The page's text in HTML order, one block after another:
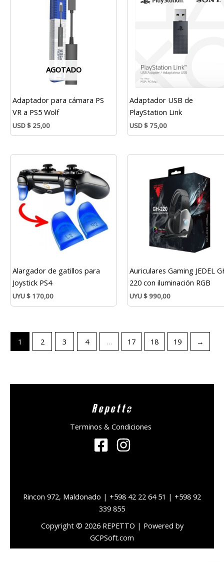
AGOTADO
Adaptador para cámara PS
VR a PS5 Wolf
USD$ 25,00
Adaptador USB de
PlayStation Link
USD$ 75,00
Alargador de gatillos para
Joystick PS4
UYU$ 170,00
Auriculares Gaming JEDEL
220 con iluminación RGB
UYU$990,00
1 2 3 4 … 17 18 19 →
Repetto
Terminos & Condiciones
Rincon 972, Maldonado | +598 42 22 64 51 | +598 92
339 855
Copyright © 2026 REPETTO | Powered by
GCPSoft.com